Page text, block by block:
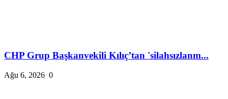
CHP Grup Başkanvekili Kılıç’tan 'silahsızlanm...
Ağu 6, 2026 0